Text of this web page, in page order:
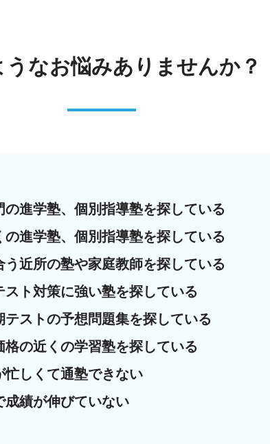
うなお悩みありませんか？
の進学塾、個別指導塾を探している
の進学塾、個別指導塾を探している
う近所の塾や家庭教師を探している
スト対策に強い塾を探している
テストの予想問題集を探している
格の近くの学習塾を探している
忙しくて通塾できない
成績が伸びていない